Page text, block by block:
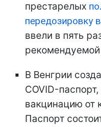
престарелых
передозировку
ввели в пять
В Венгрии
COVID-
вакцинацию от
Паспорт